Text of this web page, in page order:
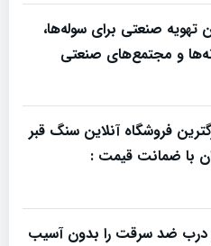
تهویه صنعتی برای سوله‌ها،
و مجتمع‌های صنعتی
فروشگاه آنلاین سنگ قبر
با ضمانت قیمت :
درب ضد سرقت را بدون آسیب